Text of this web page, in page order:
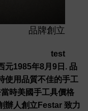
品牌創立
test
元1985年8月9日. 品
使用品質不佳的手工
時美國手工具價格
辦人創立Festar 致力